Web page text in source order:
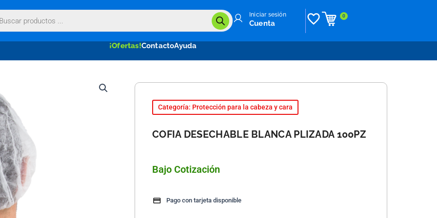
Iniciar sesión
Cuenta
0
¡Ofertas!ContactoAyuda
Categoría: Protección para la cabeza y cara
COFIA DESECHABLE BLANCA PLIZADA 100PZ
Bajo Cotización
Pago con tarjeta disponible